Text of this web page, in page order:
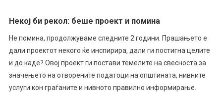
Некој би рекол: беше проект и помина
Не помина, продолжуваме следните 2 години. Прашањето е
дали проектот некого ќе инспирира, дали ги постигна целите
и до каде? Овој проект ги постави темелите на свесноста за
значењето на отворените податоци на општината, нивните
услуги кон граѓаните и нивното правилно информирање.